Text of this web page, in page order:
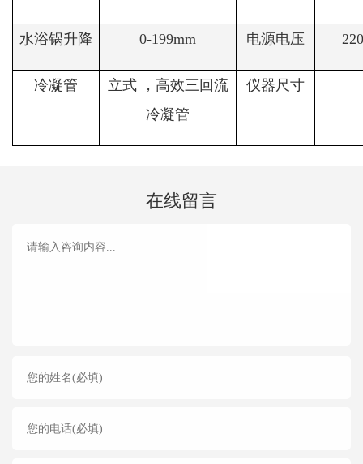
水浴锅升降 0-199mm 电源电压
冷凝管
立式 ，高效三回流
冷凝管
仪器尺寸
在线留言